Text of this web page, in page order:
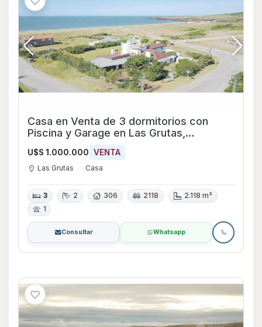
Casa en Venta de 3 dormitorios con
Piscina y Garage en Las Grutas,
U$S 1.000.000 VENTA
Las Grutas Casa
3 2 306 2118
2.118 m²
1
Consultar Whatsapp